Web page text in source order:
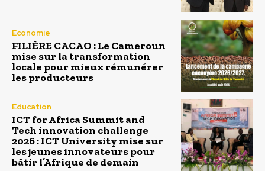
Economie
FILIÈRE CACAO : Le Cameroun
mise sur la transformation
locale pour mieux rémunérer
les producteurs
Education
ICT for Africa Summit and
Tech innovation challenge
2026 : ICT University mise sur
les jeunes innovateurs pour
bâtir l’Afrique de demain